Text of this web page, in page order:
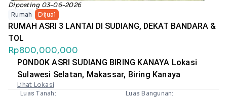
Diposting 03-06-2026
Rumah
Dijual
RUMAH ASRI 3 LANTAI DI SUDIANG, DEKAT BANDARA &
TOL
Rp800,000,000
PONDOK ASRI SUDIANG BIRING KANAYA Lokasi
Sulawesi Selatan, Makassar, Biring Kanaya
Lihat Lokasi
Luas Tanah:
Luas Bangunan: